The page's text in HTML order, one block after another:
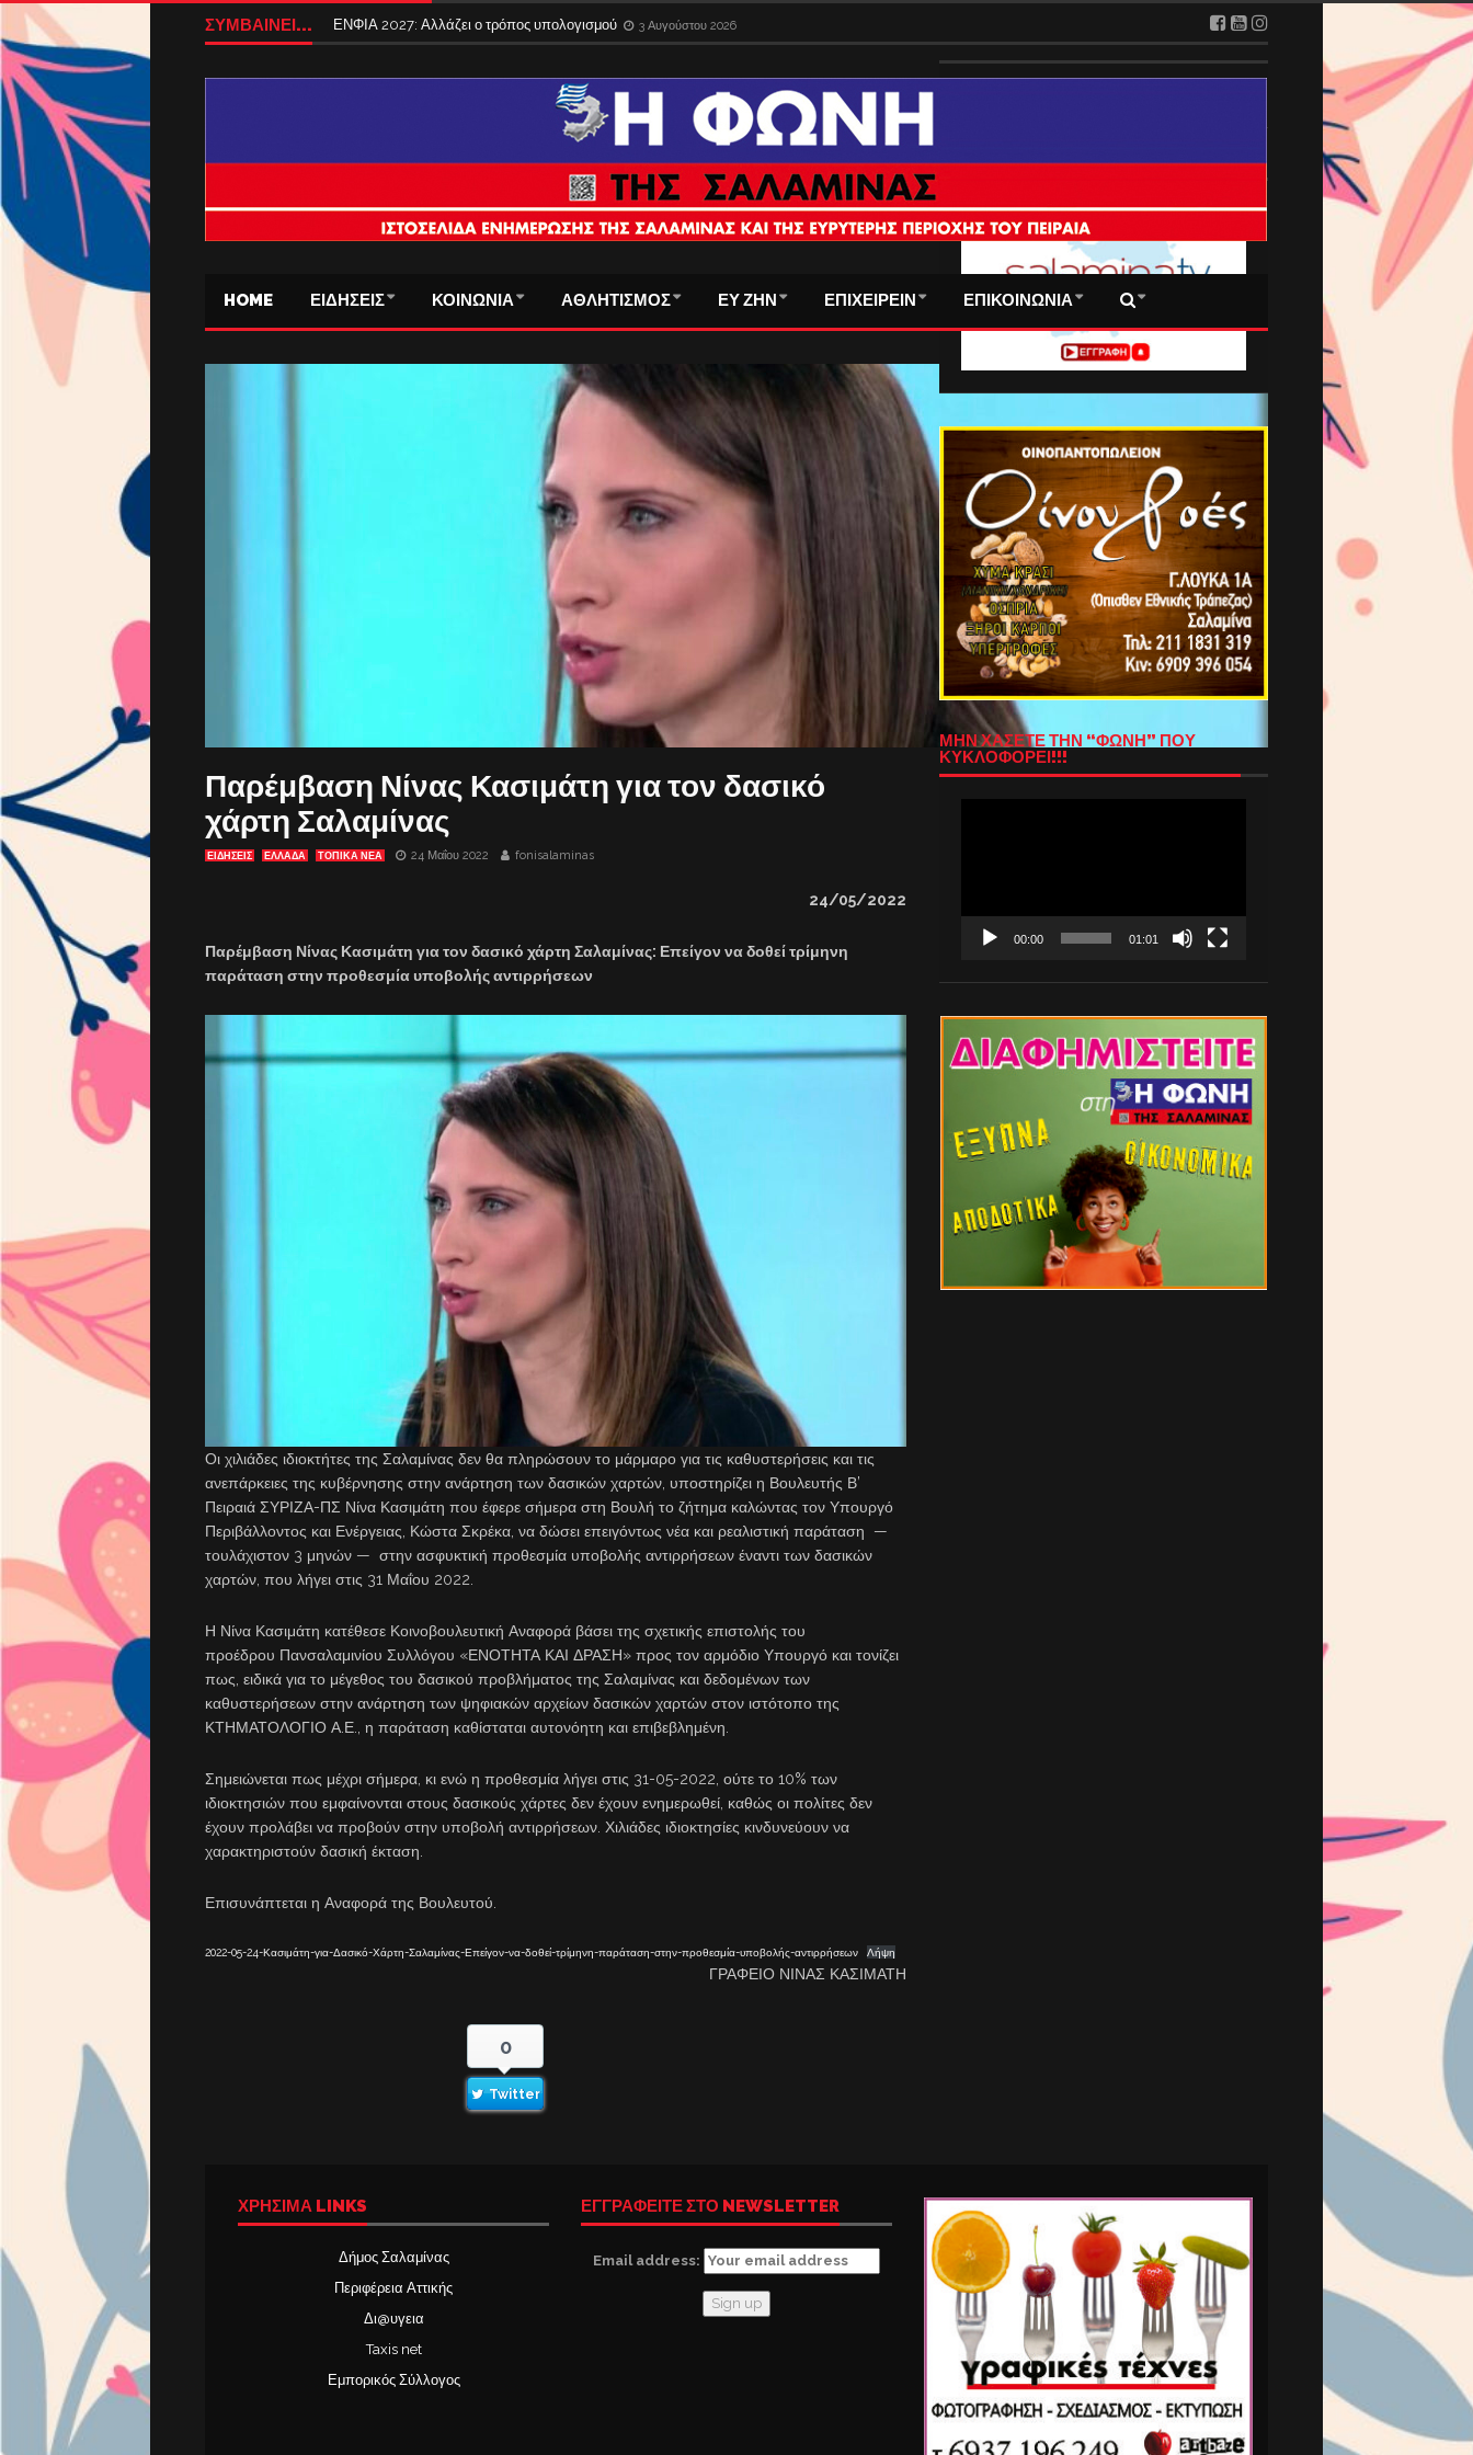
ΣΥΜΒΑΙΝΕΙ... ΕΝΦΙΑ 2027: Αλλάζει ο τρόπος υπολογισμού 3 Αυγούστου 2026
HOME ΕΙΔΗΣΕΙΣ ΚΟΙΝΩΝΙΑ ΑΘΛΗΤΙΣΜΟΣ ΕΥ ΖΗΝ ΕΠΙΧΕΙΡΕΙΝ ΕΠΙΚΟΙΝΩΝΙΑ
Παρέμβαση Νίνας Κασιμάτη για τον δασικό
χάρτη Σαλαμίνας
ΕΙΔΗΣΕΙΣ ΕΛΛΑΔΑ ΤΟΠΙΚΑ ΝΕΑ 24 Μαΐου 2022 fonisalaminas
24/05/2022
Παρέμβαση Νίνας Κασιμάτη για τον δασικό χάρτη Σαλαμίνας: Επείγον να δοθεί τρίμηνη
παράταση στην προθεσμία υποβολής αντιρρήσεων
Οι χιλιάδες ιδιοκτήτες της Σαλαμίνας δεν θα πληρώσουν το μάρμαρο για τις καθυστερήσεις και τις
ανεπάρκειες της κυβέρνησης στην ανάρτηση των δασικών χαρτών, υποστηρίζει η Βουλευτής Β’
Πειραιά ΣΥΡΙΖΑ-ΠΣ Νίνα Κασιμάτη που έφερε σήμερα στη Βουλή το ζήτημα καλώντας τον Υπουργό
Περιβάλλοντος και Ενέργειας, Κώστα Σκρέκα, να δώσει επειγόντως νέα και ρεαλιστική παράταση —
τουλάχιστον 3 μηνών — στην ασφυκτική προθεσμία υποβολής αντιρρήσεων έναντι των δασικών
χαρτών, που λήγει στις 31 Μαΐου 2022.
Η Νίνα Κασιμάτη κατέθεσε Κοινοβουλευτική Αναφορά βάσει της σχετικής επιστολής του
προέδρου Πανσαλαμινίου Συλλόγου «ΕΝΟΤΗΤΑ ΚΑΙ ΔΡΑΣΗ» προς τον αρμόδιο Υπουργό και τονίζει
πως, ειδικά για το μέγεθος του δασικού προβλήματος της Σαλαμίνας και δεδομένων των
καθυστερήσεων στην ανάρτηση των ψηφιακών αρχείων δασικών χαρτών στον ιστότοπο της
ΚΤΗΜΑΤΟΛΟΓΙΟ Α.Ε., η παράταση καθίσταται αυτονόητη και επιβεβλημένη.
Σημειώνεται πως μέχρι σήμερα, κι ενώ η προθεσμία λήγει στις 31-05-2022, ούτε το 10% των
ιδιοκτησιών που εμφαίνονται στους δασικούς χάρτες δεν έχουν ενημερωθεί, καθώς οι πολίτες δεν
έχουν προλάβει να προβούν στην υποβολή αντιρρήσεων. Χιλιάδες ιδιοκτησίες κινδυνεύουν να
χαρακτηριστούν δασική έκταση.
Επισυνάπτεται η Αναφορά της Βουλευτού.
2022-05-24-Κασιμάτη-για-Δασικό-Χάρτη-Σαλαμίνας-Επείγον-να-δοθεί-τρίμηνη-παράταση-στην-προθεσμία-υποβολής-αντιρρήσεων Λήψη
ΓΡΑΦΕΙΟ ΝΙΝΑΣ ΚΑΣΙΜΑΤΗ
0
Twitter
ΜΗΝ ΧΑΣΕΤΕ ΤΗΝ “ΦΩΝΗ” ΠΟΥ
ΚΥΚΛΟΦΟΡΕΙ!!!
00:00 01:01
ΧΡΉΣΙΜΑ LINKS
Δήμος Σαλαμίνας
Περιφέρεια Αττικής
Δι@υγεια
Taxis net
Εμπορικός Σύλλογος
ΕΓΓΡΑΦΕΙΤΕ ΣΤΟ NEWSLETTER
Email address: